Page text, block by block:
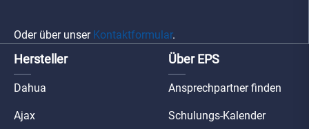
Oder über unser Kontaktformular.
Hersteller
Dahua
Ajax
Über EPS
Ansprechpartner finden
Schulungs-Kalender